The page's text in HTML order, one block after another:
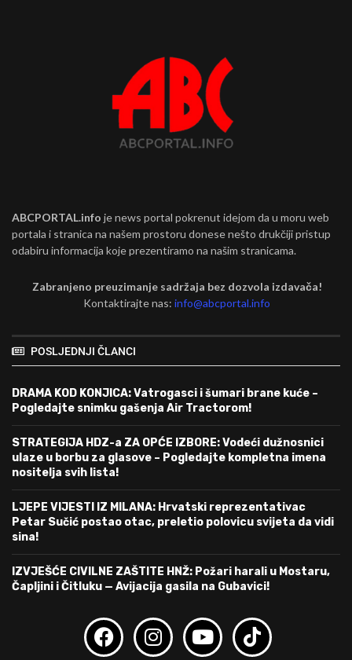
ABCPORTAL.info je news portal pokrenut idejom da u moru web
portala i stranica na našem prostoru donese nešto drukčiji pristup
odabiru informacija koje prezentiramo na našim stranicama.
Zabranjeno preuzimanje sadržaja bez dozvola izdavača!
Kontaktirajte nas:info@abcportal.info
POSLJEDNJI ČLANCI
DRAMA KOD KONJICA: Vatrogasci i šumari brane kuće –
Pogledajte snimku gašenja Air Tractorom!
STRATEGIJA HDZ-a ZA OPĆE IZBORE: Vodeći dužnosnici
ulaze u borbu za glasove – Pogledajte kompletna imena
nositelja svih lista!
LJEPE VIJESTI IZ MILANA: Hrvatski reprezentativac
Petar Sučić postao otac, preletio polovicu svijeta da vidi
sina!
IZVJEŠĆE CIVILNE ZAŠTITE HNŽ: Požari harali u Mostaru,
Čapljini i Čitluku — Avijacija gasila na Gubavici!